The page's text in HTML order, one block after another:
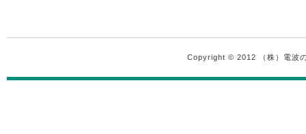
Copyright © 2012 （株）電波